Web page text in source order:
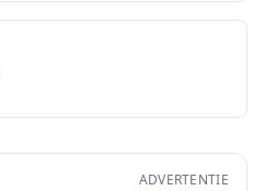
ADVERTENTIE